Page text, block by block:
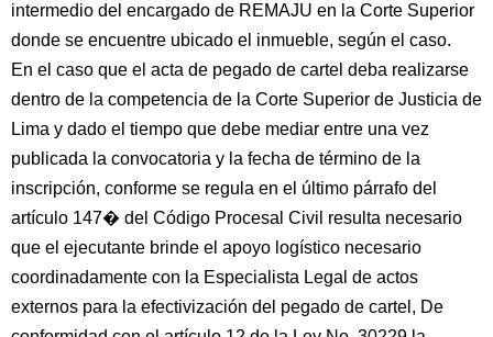
intermedio del encargado de REMAJU en la Corte Superior
donde se encuentre ubicado el inmueble, según el caso.
En el caso que el acta de pegado de cartel deba realizarse
dentro de la competencia de la Corte Superior de Justicia de
Lima y dado el tiempo que debe mediar entre una vez
publicada la convocatoria y la fecha de término de la
inscripción, conforme se regula en el último párrafo del
artículo 147� del Código Procesal Civil resulta necesario
que el ejecutante brinde el apoyo logístico necesario
coordinadamente con la Especialista Legal de actos
externos para la efectivización del pegado de cartel, De